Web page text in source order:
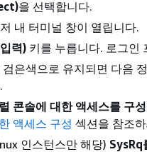
을 선택합니다.
내 터미널 창이 열립니다.
력) 키를 누릅니다. 로그인
검은색으로 유지되면 다음
콘솔에 대한 액세스를 구
액세스 구성 섹션을 참조
인스턴스만 해당) SysRq